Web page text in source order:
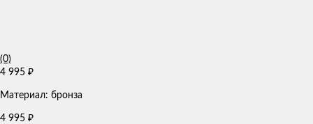
(0)
4 995 ₽
Материал: бронза
4 995 ₽